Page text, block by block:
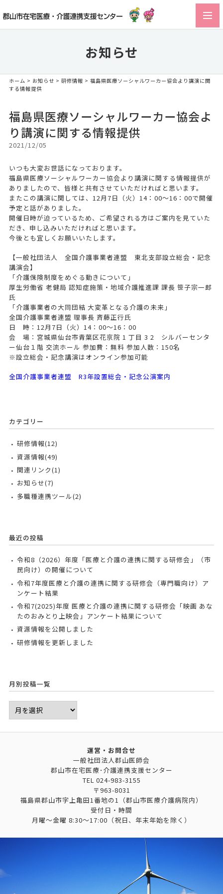
お知らせ
ホーム > お知らせ > 研修情報 > 福島県医療ソーシャルワーカー協会より講演に関
する情報提供
福島県医療ソーシャルワーカー協会よ
り講演に関する情報提供
2021/12/05
いつも大変お世話になっております。
福島県医療ソーシャルワーカー協会より講演に関する情報提供が
ありましたので、皆様と共有させていただければと思います。
またこの講演に関しては、12月7日（火）14：00～16：00で開催
予定と話がありました。
開催日時が迫っているため、ご希望される方はご案内を見ていた
だき、申し込みいただければと思います。
今後とも宜しくお願いいたします。
【一般社団法人 全国介護事業者連盟 東北支部設立総会・記念
講演会】
「介護保険制度をめぐる動きについて」
厚生労働省 老健局 認知症施策・地域介護推進課 課長 笹子宗一郎
氏
「介護事業者の大同団結 大変革となる介護の未来」
全国介護事業者連盟 理事長 斉藤正行氏
日 時：12月7日（火）14：00～16：00
会 場：宮城県仙台市青葉区花京院 1 丁目 3 2 シルバーセンタ
ー仙台１階 交流ホール 参加費：無料 参加人数：150名
※設立総会・記念講演はオンライン参加可能
全国介護事業者連盟 R3年設置総会・記念公演案内
カテゴリー
研修情報(12)
資源情報(49)
関連リンク(1)
お知らせ(7)
多職種連携ツール(2)
最近の投稿
令和8（2026）年度「医療と介護の連携に関する研修会」（市
民向け）の開催について
令和7年度医療と介護の連携に関する研修会（専門職向け）ア
ンケート結果
令和7(2025)年度 医療と介護の連携に関する研修会「映画 あな
たのおみとり上映会」アンケート結果について
資源情報を公開しました
研修情報を更新しました
月別投稿一覧
運営・お問合せ
一般社団法人郡山医師会
郡山市在宅医療･介護連携支援センター
TEL 024-983-3155
〒963-8031
福島県郡山市字上亀田1番地の1（郡山市医療介護病院内）
受付日・時間
月曜～金曜 8:30～17:00（祝日、年末年始を除く）